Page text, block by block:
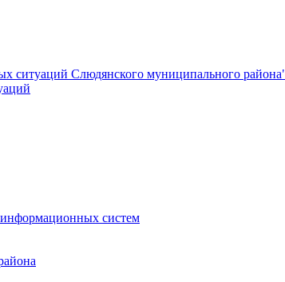
ситуаций Слюдянского муниципального
информационных систем